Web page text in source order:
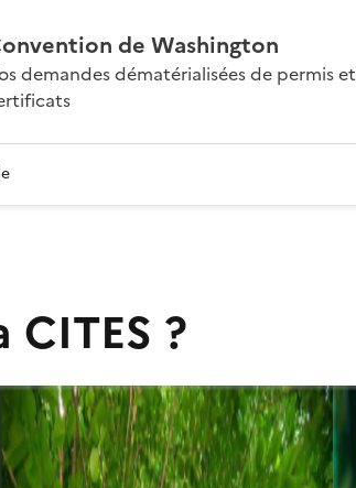
de Washington
demandes dématérialisées de permis et
?